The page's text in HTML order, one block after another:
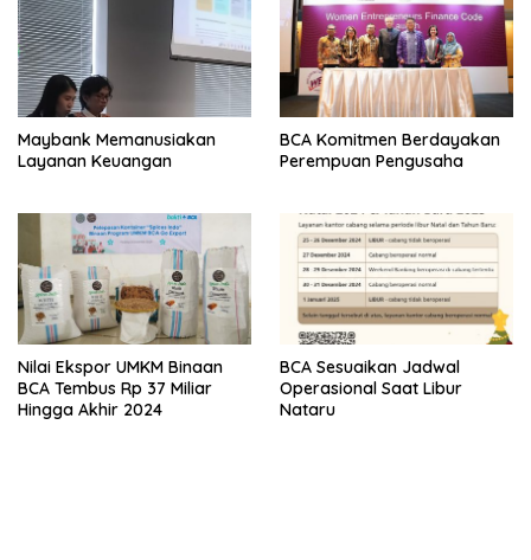
Maybank Memanusiakan
Layanan Keuangan
BCA Komitmen Berdayakan
Perempuan Pengusaha
Nilai Ekspor UMKM Binaan
BCA Tembus Rp 37 Miliar
Hingga Akhir 2024
BCA Sesuaikan Jadwal
Operasional Saat Libur
Nataru